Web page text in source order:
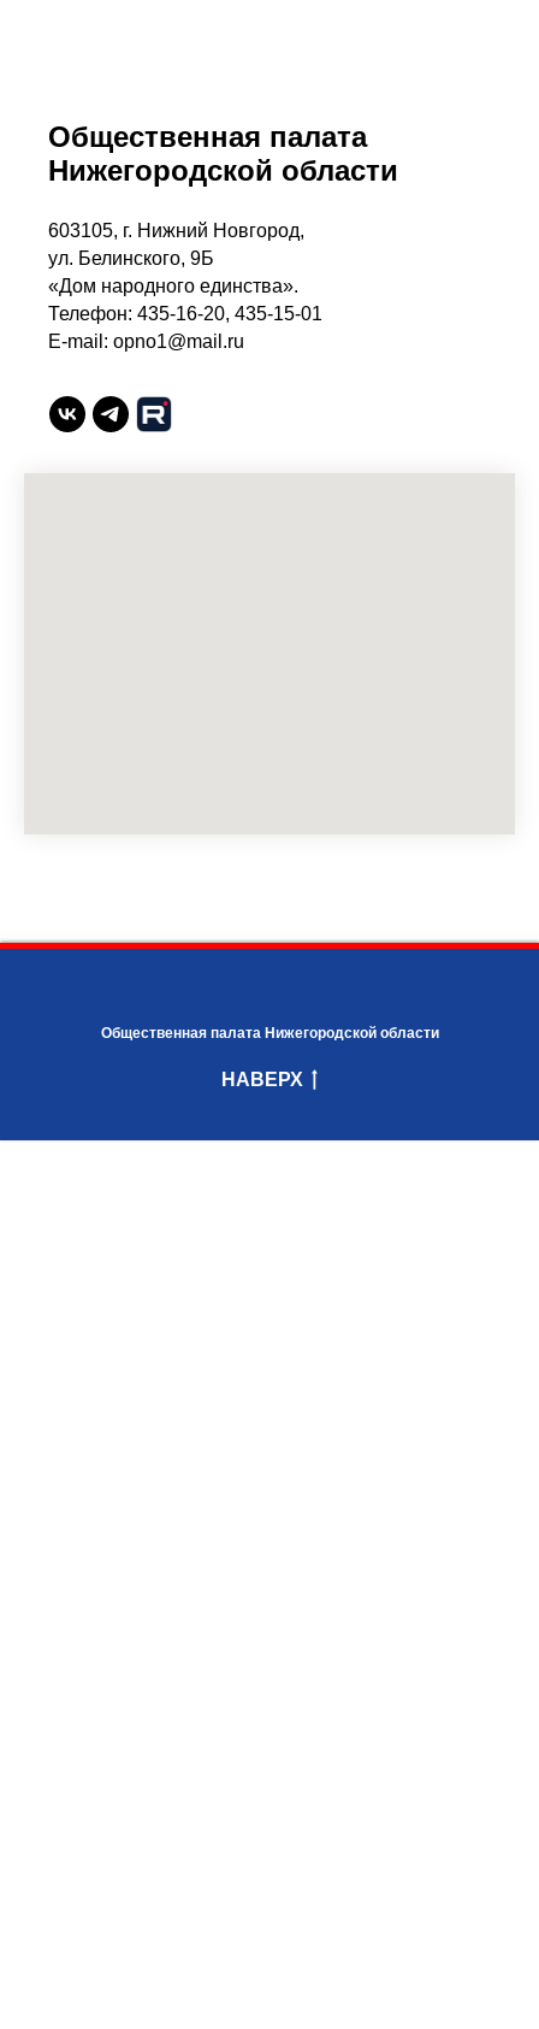
Общественная палата
Нижегородской области
603105, г. Нижний Новгород,
ул. Белинского, 9Б
«Дом народного единства».
Телефон: 435-16-20, 435-15-01
E-mail: opno1@mail.ru
Общественная палата Нижегородской области
НАВЕРХ